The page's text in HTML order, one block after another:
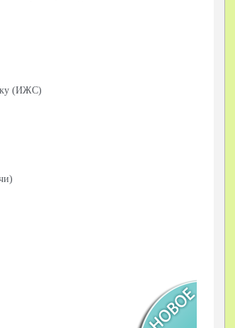
(ИЖС)